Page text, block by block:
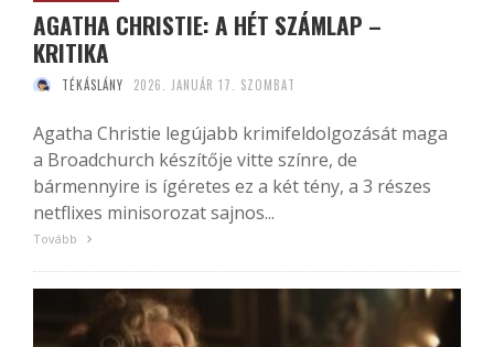
AGATHA CHRISTIE: A HÉT SZÁMLAP –
KRITIKA
TÉKÁSLÁNY 2026. JANUÁR 17. SZOMBAT
Agatha Christie legújabb krimifeldolgozását maga
a Broadchurch készítője vitte színre, de
bármennyire is ígéretes ez a két tény, a 3 részes
netflixes minisorozat sajnos...
Tovább